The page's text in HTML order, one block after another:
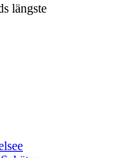
längste